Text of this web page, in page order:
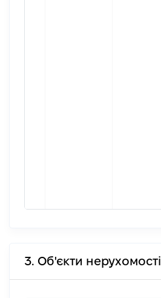
3. Об'єкти нерухомості